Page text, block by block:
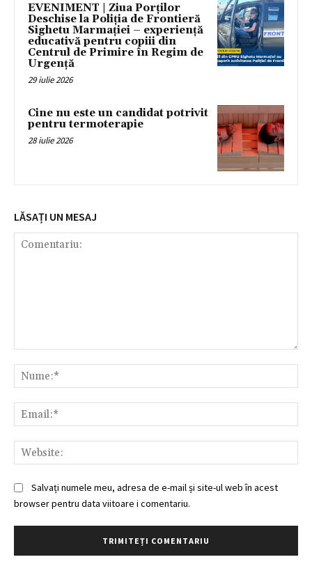
EVENIMENT | Ziua Porților
Deschise la Poliția de Frontieră
Sighetu Marmației – experiență
educativă pentru copiii din
Centrul de Primire în Regim de
Urgență
29 iulie 2026
Cine nu este un candidat potrivit
pentru termoterapie
28 iulie 2026
LĂSAȚI UN MESAJ
Salvați numele meu, adresa de e-mail și site-ul web în acest
browser pentru data viitoare i comentariu.